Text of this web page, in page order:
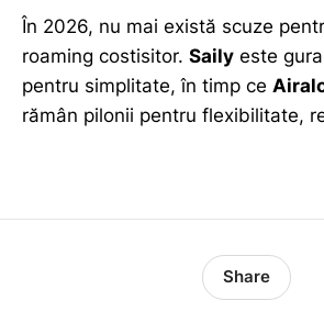
În 2026, nu mai există scuze
roaming costisitor. Saily este
pentru simplitate, în timp ce
rămân pilonii pentru flexibilitate,
Share